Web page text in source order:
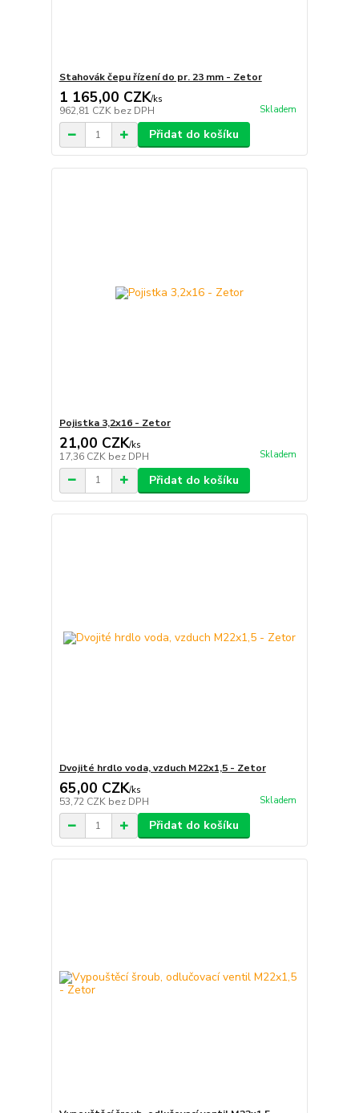
Stahovák čepu řízení do pr. 23 mm - Zetor
1 165,00 CZK/ks
962,81 CZK bez DPH Skladem
Přidat do košíku
Pojistka 3,2x16 - Zetor
21,00 CZK/ks
17,36 CZK bez DPH Skladem
Přidat do košíku
Dvojité hrdlo voda, vzduch M22x1,5 - Zetor
65,00 CZK/ks
53,72 CZK bez DPH Skladem
Přidat do košíku